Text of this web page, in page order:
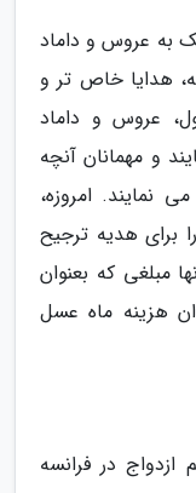
به عروس و داماد
هدایا خاص تر و
عروس و داماد
و مهمانان آنچه
نمایند. امروزه،
برای هدیه ترجیح
مبلغی که بعنوان
هزینه ماه عسل
در فرانسه